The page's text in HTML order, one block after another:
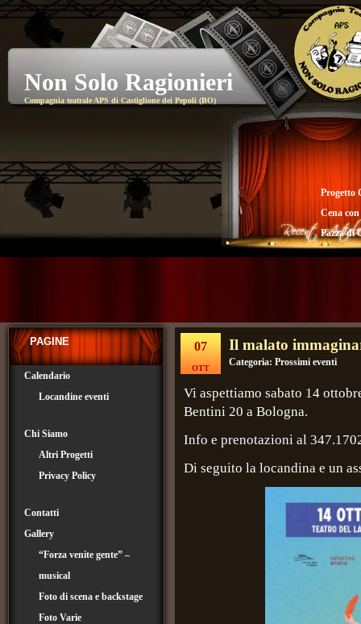
Non Solo Ragionieri
Compagnia teatrale APS di Castiglione dei Pepoli (BO)
Progetto
Cena
Pazza di
PAGINE
Calendario
Locandine eventi
Chi Siamo
Altri Progetti
Privacy Policy
Contatti
Gallery
“Forza venite gente” –
musical
Foto di scena e backstage
Foto Varie
07
OTT
Il malato
Categoria: Prossimi eventi
Vi aspettiamo sabato 14
Bentini 20 a Bologna.
Info e prenotazioni al
Di seguito la locandina e un